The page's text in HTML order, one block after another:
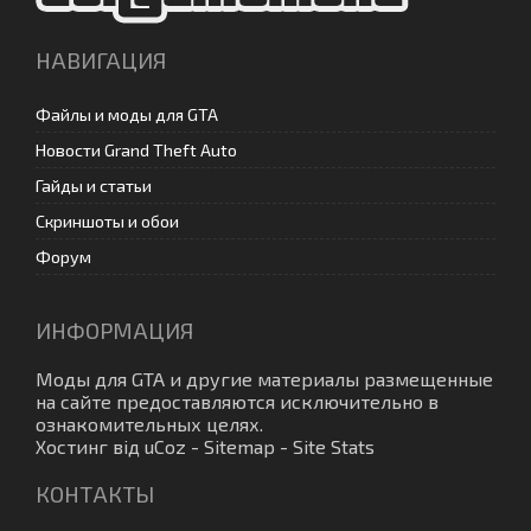
НАВИГАЦИЯ
Файлы и моды для GTA
Новости Grand Theft Auto
Гайды и статьи
Скриншоты и обои
Форум
ИНФОРМАЦИЯ
Моды для GTA и другие материалы размещенные
на сайте предоставляются исключительно в
ознакомительных целях.
Хостинг від uCoz - Sitemap - Site Stats
КОНТАКТЫ